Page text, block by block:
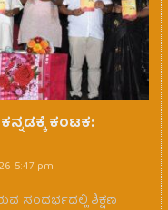
ಕಂಟಕ:
5:47 pm
ಸಂದರ್ಭದಲ್ಲಿ ಶಿಕ್ಷಣ